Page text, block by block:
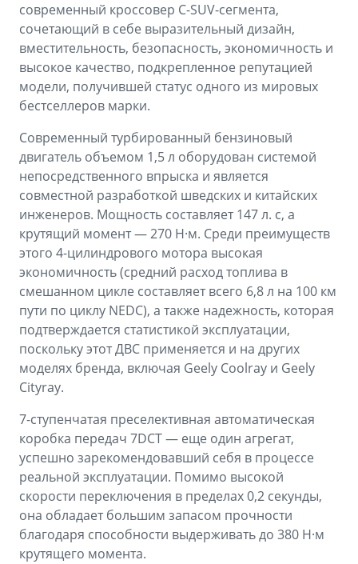
современный кроссовер C-SUV-сегмента,
сочетающий в себе выразительный дизайн,
вместительность, безопасность, экономичность и
высокое качество, подкрепленное репутацией
модели, получившей статус одного из мировых
бестселлеров марки.
Современный турбированный бензиновый
двигатель объемом 1,5 л оборудован системой
непосредственного впрыска и является
совместной разработкой шведских и китайских
инженеров. Мощность составляет 147 л. с, а
крутящий момент — 270 Н·м. Среди преимуществ
этого 4-цилиндрового мотора высокая
экономичность (средний расход топлива в
смешанном цикле составляет всего 6,8 л на 100 км
пути по циклу NEDC), а также надежность, которая
подтверждается статистикой эксплуатации,
поскольку этот ДВС применяется и на других
моделях бренда, включая Geely Coolray и Geely
Cityray.
7-ступенчатая преселективная автоматическая
коробка передач 7DCT — еще один агрегат,
успешно зарекомендовавший себя в процессе
реальной эксплуатации. Помимо высокой
скорости переключения в пределах 0,2 секунды,
она обладает большим запасом прочности
благодаря способности выдерживать до 380 Н·м
крутящего момента.